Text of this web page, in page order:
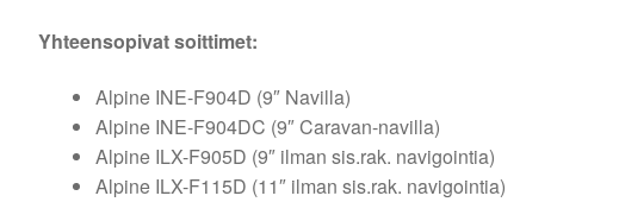
Yhteensopivat soittimet:
Alpine INE-F904D (9″ Navilla)
Alpine INE-F904DC (9″ Caravan-navilla)
Alpine ILX-F905D (9″ ilman sis.rak. navigointia)
Alpine ILX-F115D (11″ ilman sis.rak. navigointia)